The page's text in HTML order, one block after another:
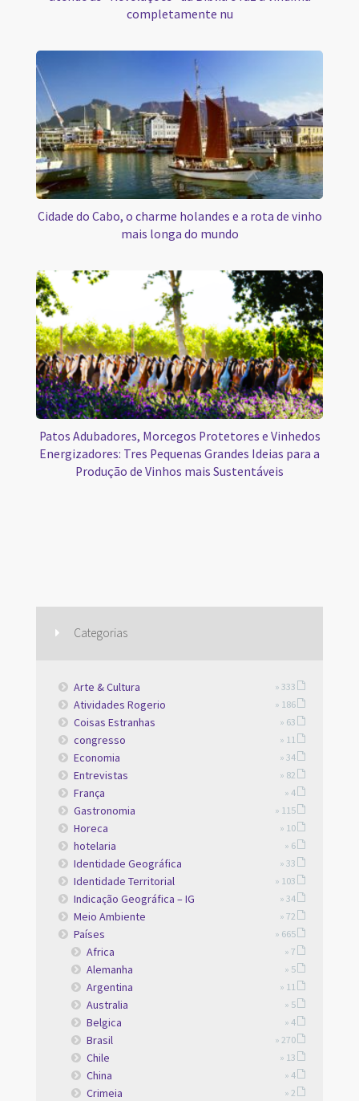
completamente nu
Cidade do Cabo, o charme holandes e a rota de vinho
mais longa do mundo
Patos Adubadores, Morcegos Protetores e Vinhedos
Energizadores: Tres Pequenas Grandes Ideias para a
Produção de Vinhos mais Sustentáveis
Categorias
Arte & Cultura » 333
Atividades Rogerio » 186
Coisas Estranhas » 63
congresso » 11
Economia » 34
Entrevistas » 82
França » 4
Gastronomia » 115
Horeca » 10
hotelaria » 6
Identidade Geográfica » 33
Identidade Territorial » 103
Indicação Geográfica – IG » 34
Meio Ambiente » 72
Países » 665
Africa » 7
Alemanha » 5
Argentina » 11
Australia » 5
Belgica » 4
Brasil » 270
Chile » 13
China » 4
Crimeia » 2